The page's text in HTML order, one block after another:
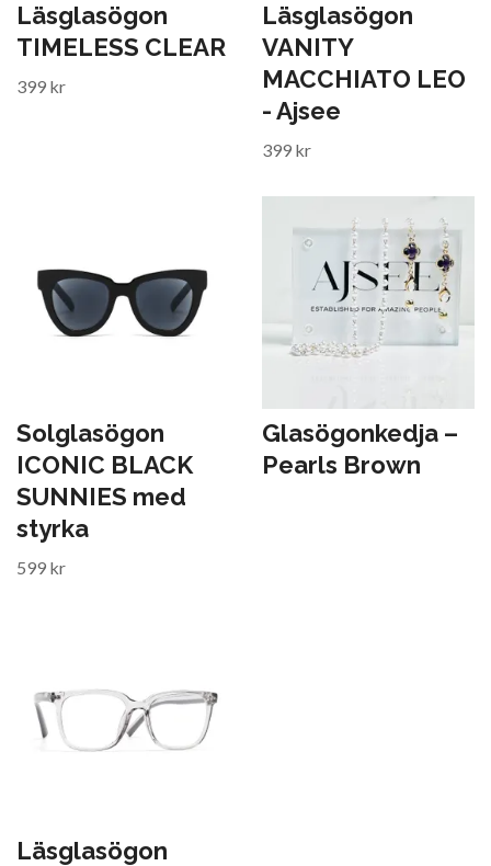
Läsglasögon
TIMELESS CLEAR
399 kr
Läsglasögon
VANITY
MACCHIATO LEO
- Ajsee
399 kr
Solglasögon
ICONIC BLACK
SUNNIES med
styrka
599 kr
Glasögonkedja –
Pearls Brown
Läsglasögon